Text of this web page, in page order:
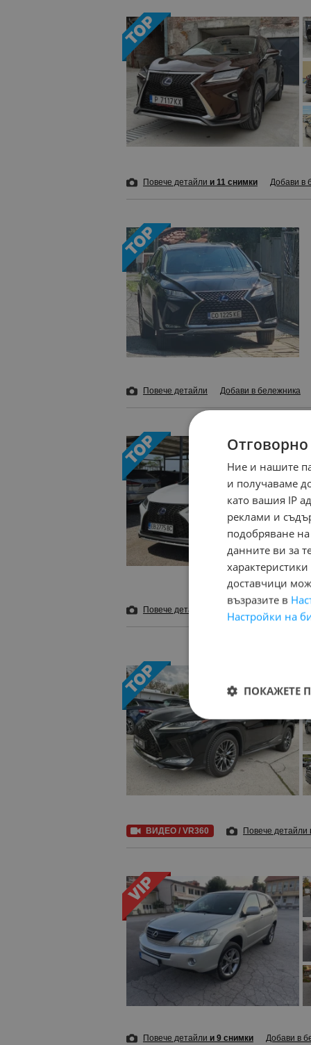
Повече детайли и 11 снимки Добави в
Повече детайли Добави в бележника
Повече детайли и 16 снимки Добави в
ВИДЕО / VR360 Повече детайли
Повече детайли и 9 снимки Добави в
Ние и нашите
и получаваме
като вашия IP
реклами и
подобряване на
данните ви за
доставчици
възразите в
Настройки на
ПОКАЖЕТЕ